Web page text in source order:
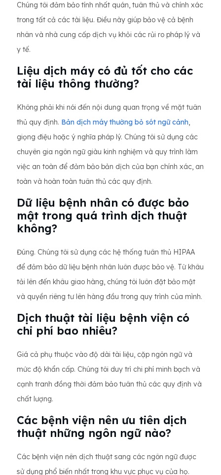
Chúng tôi đảm bảo tính nhất quán, tuân thủ và chính xác
trong tất cả các tài liệu. Điều này giúp bảo vệ cả bệnh
nhân và nhà cung cấp dịch vụ khỏi các rủi ro pháp lý và
y tế.
Liệu dịch máy có đủ tốt cho các
tài liệu thông thường?
Không phải khi nói đến nội dung quan trọng về mặt tuân
thủ quy định. Bản dịch máy thường bỏ sót ngữ cảnh,
giọng điệu hoặc ý nghĩa pháp lý. Chúng tôi sử dụng các
chuyên gia ngôn ngữ giàu kinh nghiệm và quy trình làm
việc an toàn để đảm bảo bản dịch của bạn chính xác, an
toàn và hoàn toàn tuân thủ các quy định.
Dữ liệu bệnh nhân có được bảo
mật trong quá trình dịch thuật
không?
Đúng. Chúng tôi sử dụng các hệ thống tuân thủ HIPAA
để đảm bảo dữ liệu bệnh nhân luôn được bảo vệ. Từ khâu
tải lên đến khâu giao hàng, chúng tôi luôn đặt bảo mật
và quyền riêng tư lên hàng đầu trong quy trình của mình.
Dịch thuật tài liệu bệnh viện có
chi phí bao nhiêu?
Giá cả phụ thuộc vào độ dài tài liệu, cặp ngôn ngữ và
mức độ khẩn cấp. Chúng tôi duy trì chi phí minh bạch và
cạnh tranh đồng thời đảm bảo tuân thủ các quy định và
chất lượng.
Các bệnh viện nên ưu tiên dịch
thuật những ngôn ngữ nào?
Các bệnh viện nên dịch thuật sang các ngôn ngữ được
sử dụng phổ biến nhất trong khu vực phục vụ của họ.